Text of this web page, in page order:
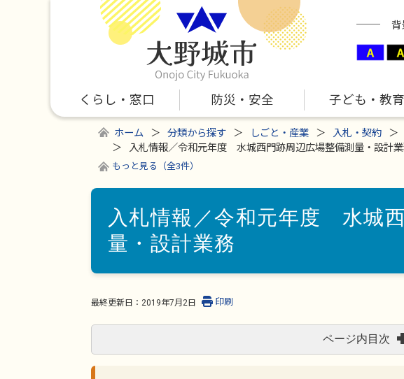
背
くらし・窓口 防災・安全 子ども・教育
ホーム 分類から探す しごと・産業 入札・契約
入札情報／令和元年度 水城西門跡周辺広場整備測量・設計
もっと見る（全3件）
入札情報／令和元年度 水城
量・設計業務
最終更新日： 2019年7月2日 印刷
ページ内目次